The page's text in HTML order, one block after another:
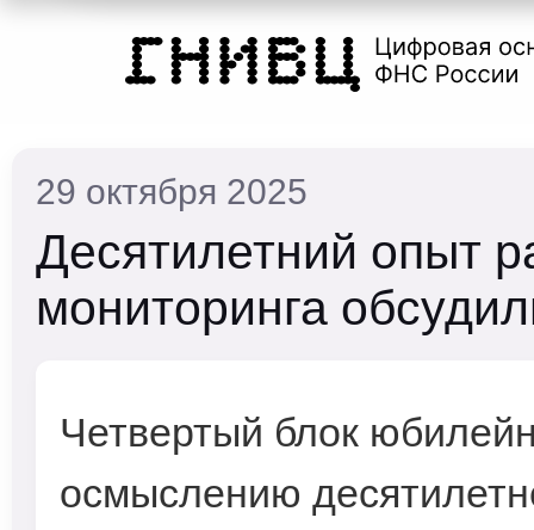
29 октября 2025
Десятилетний опыт
мониторинга
Четвертый блок
осмыслению